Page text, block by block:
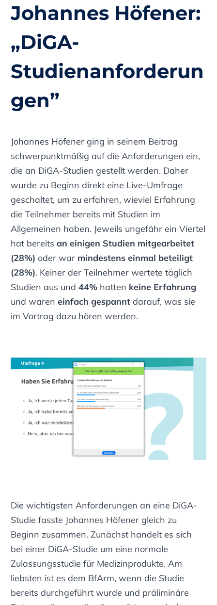
Johannes Höfener:
„DiGA-
Studienanforderun
gen”
Johannes Höfener ging in seinem Beitrag
schwerpunktmäßig auf die Anforderungen ein,
die an DiGA-Studien gestellt werden. Daher
wurde zu Beginn direkt eine Live-Umfrage
geschaltet, um zu erfahren, wieviel Erfahrung
die Teilnehmer bereits mit Studien im
Allgemeinen haben. Jeweils ungefähr ein Viertel
hat bereitsan einigen Studien mitgearbeitet
(28%) oder war mindestens einmal beteiligt
(28%). Keiner der Teilnehmer wertete täglich
Studien aus und44% hatten keine Erfahrung
und wareneinfach gespannt darauf, was sie
im Vortrag dazu hören werden.
Die wichtigsten Anforderungen an eine DiGA-
Studie fasste Johannes Höfener gleich zu
Beginn zusammen. Zunächst handelt es sich
bei einer DiGA-Studie um eine normale
Zulassungsstudie für Medizinprodukte. Am
liebsten ist es dem BfArm, wenn die Studie
bereits durchgeführt wurde und präliminäre